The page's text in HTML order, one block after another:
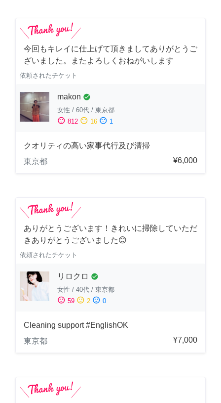
今回もキレイに仕上げて頂きましてありがとうご
ざいました。またよろしくおねがいします
依頼されたチケット
makon check_circle
女性 / 60代 / 東京都
sentiment_satisfied 812 sentiment_neutral 16 sentiment_dissatisfied 1
クオリティの高い家事代行及び清掃
東京都
¥6,000
ありがとうございます！きれいに掃除していただ
きありがとうございました😊
依頼されたチケット
リロクロ check_circle
女性 / 40代 / 東京都
sentiment_satisfied 59 sentiment_neutral 2 sentiment_dissatisfied 0
Cleaning support #EnglishOK
東京都
¥7,000